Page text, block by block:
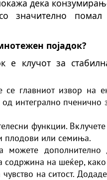
дека
значително помал
појадок?
е клучот за
се главниот извор на
интегрално пченично
функции.
плодови или семиња.
можете
содржина на шеќер,
на ситост.